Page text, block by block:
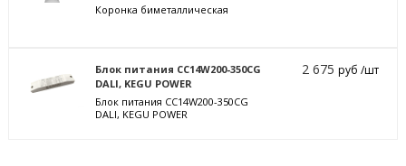
Коронка биметаллическая
Блок питания CC14W200-350CG
DALI, KEGU POWER
Блок питания CC14W200-350CG
DALI, KEGU POWER
2 675руб /шт